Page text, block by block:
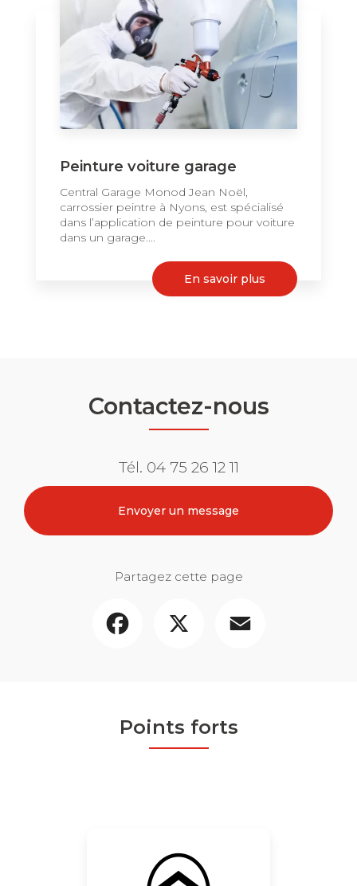
Peinture voiture garage
Central Garage Monod Jean Noël,
carrossier peintre à Nyons, est spécialisé
dans l’application de peinture pour voiture
dans un garage....
En savoir plus
Contactez-nous
Tél. 04 75 26 12 11
Envoyer un message
Partagez cette page
Points forts